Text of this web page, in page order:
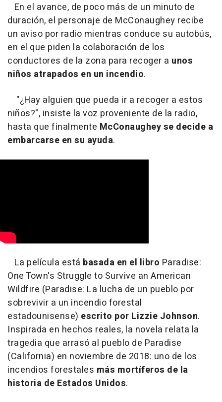
En el avance, de poco más de un minuto de
duración, el personaje de McConaughey recibe
un aviso por radio mientras conduce su autobús,
en el que piden la colaboración de los
conductores de la zona para recoger a unos
niños atrapados en un incendio.
"¿Hay alguien que pueda ir a recoger a estos
niños?", insiste la voz proveniente de la radio,
hasta que finalmente McConaughey se decide a
embarcarse en su ayuda.
La película está basada en el libro Paradise:
One Town's Struggle to Survive an American
Wildfire (Paradise: La lucha de un pueblo por
sobrevivir a un incendio forestal
estadounisense) escrito por Lizzie Johnson.
Inspirada en hechos reales, la novela relata la
tragedia que arrasó al pueblo de Paradise
(California) en noviembre de 2018: uno de los
incendios forestales más mortíferos de la
historia de Estados Unidos.